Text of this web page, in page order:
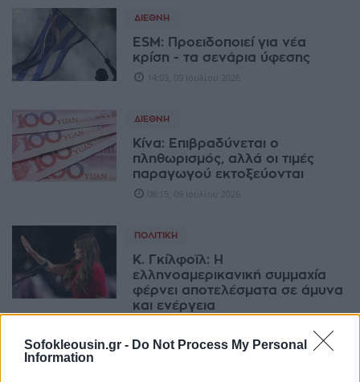
Sofokleousin.gr - Do Not Process My Personal
Information
ΔΙΕΘΝΉ
ESM: Προειδοποιεί για νέα
κρίση - τα σενάρια ύφεσης
14:03, 09 Ιουλίου 2026
ΔΙΕΘΝΉ
Κίνα: Επιβραδύνεται ο
πληθωρισμός, αλλά οι τιμές
παραγωγού εκτοξεύονται
06:15, 09 Ιουλίου 2026
ΠΟΛΙΤΙΚΉ
Κ. Γκίλφοϊλ: Η
ελληνοαμερικανική συμμαχία
φέρνει αποτελέσματα σε άμυνα
και ενέργεια